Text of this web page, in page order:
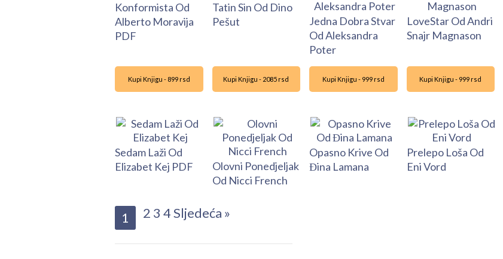
Konformista Od
Alberto Moravija
PDF
Tatin Sin Od Dino
Pešut
Jedna Dobra Stvar
Od Aleksandra
Poter
LoveStar Od Andri
Snajr Magnason
Kupi Knjigu - 899 rsd
Sedam Laži Od
Elizabet Kej PDF
Kupi Knjigu - 2085 rsd
Olovni Ponedjeljak
Od Nicci French
Kupi Knjigu - 999 rsd
Opasno Krive Od
Đina Lamana
Kupi Knjigu - 999 rsd
Prelepo Loša Od
Eni Vord
1 2 3 4Sljedeća »